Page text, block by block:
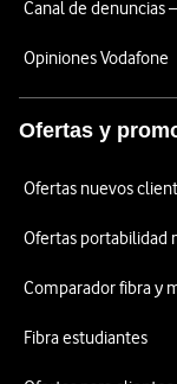
Canal de denuncias
Opiniones Vodafone
Ofertas y
Ofertas nuevos
Ofertas portabilidad
Comparador fibra y
Fibra estudiantes